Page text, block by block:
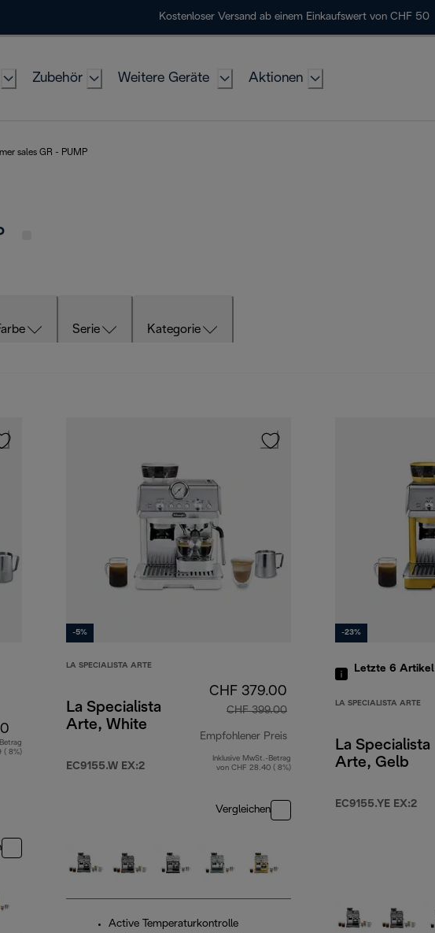
Kostenloser Versand ab einem Einkaufswert von CHF 50
Zubehör Weitere Geräte Aktionen
sales GR - PUMP
Serie Kategorie
( 8%)
-5%
LA SPECIALISTA ARTE
La Specialista
Arte, White
EC9155.W EX:2
CHF 379.00
CHF 399.00
Empfohlener Preis
Originalpreis CHF 399.00
Inklusive MwSt.-Betrag
von CHF 28.40 ( 8%)
Vergleichen
Active Temperaturkontrolle
-23%
Letzte 6 Artikel
LA SPECIALISTA ARTE
La Specialista
Arte, Gelb
EC9155.YE EX:2